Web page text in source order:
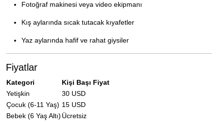
Fotoğraf makinesi veya video ekipmanı
Kış aylarında sıcak tutacak kıyafetler
Yaz aylarında hafif ve rahat giysiler
Fiyatlar
Kategori
Kişi Başı Fiyat
Yetişkin
30 USD
Çocuk (6-11 Yaş) 15 USD
Bebek (6 Yaş Altı) Ücretsiz